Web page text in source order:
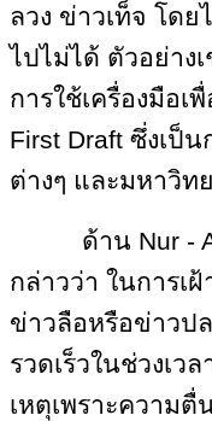
ลวง ข่าวเท็จ โดย
ไปไม่ได้ ตัวอย่าง
การใช้เครื่องมือเ
First Draft ซึ่งเป็
ต่างๆ และมหาวิ
ด้าน Nur -
กล่าวว่า ในการเ
ข่าวลือหรือข่าวป
รวดเร็วในช่วงเ
เหตุเพราะความ